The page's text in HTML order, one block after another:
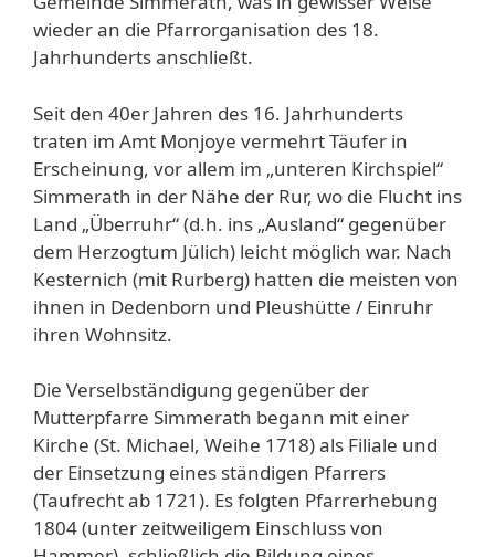
wieder an die Pfarrorganisation des 18.
Jahrhunderts anschließt.
Seit den 40er Jahren des 16. Jahrhunderts
traten im Amt Monjoye vermehrt Täufer in
Erscheinung, vor allem im „unteren Kirchspiel“
Simmerath in der Nähe der Rur, wo die Flucht ins
Land „Überruhr“ (d.h. ins „Ausland“ gegenüber
dem Herzogtum Jülich) leicht möglich war. Nach
Kesternich (mit Rurberg) hatten die meisten von
ihnen in Dedenborn und Pleushütte / Einruhr
ihren Wohnsitz.
Die Verselbständigung gegenüber der
Mutterpfarre Simmerath begann mit einer
Kirche (St. Michael, Weihe 1718) als Filiale und
der Einsetzung eines ständigen Pfarrers
(Taufrecht ab 1721). Es folgten Pfarrerhebung
1804 (unter zeitweiligem Einschluss von